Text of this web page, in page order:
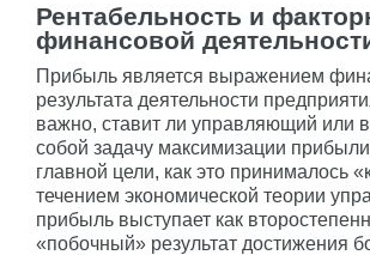
Рентабельность и
финансовой
Прибыль является выражением
результата деятельности
важно, ставит ли управляющий или
собой задачу максимизации
главной цели, как это принималось
течением экономической теории
прибыль выступает как
«побочный» результат достижения